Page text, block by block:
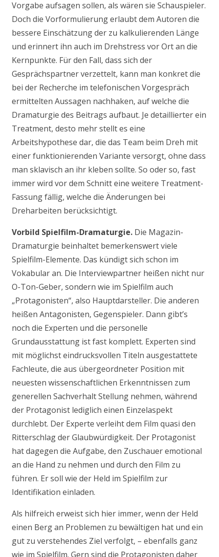
Vorgabe aufsagen sollen, als wären sie Schauspieler.
Doch die Vorformulierung erlaubt dem Autoren die
bessere Einschätzung der zu kalkulierenden Länge
und erinnert ihn auch im Drehstress vor Ort an die
Kernpunkte. Für den Fall, dass sich der
Gesprächspartner verzettelt, kann man konkret die
bei der Recherche im telefonischen Vorgespräch
ermittelten Aussagen nachhaken, auf welche die
Dramaturgie des Beitrags aufbaut. Je detaillierter ein
Treatment, desto mehr stellt es eine
Arbeitshypothese dar, die das Team beim Dreh mit
einer funktionierenden Variante versorgt, ohne dass
man sklavisch an ihr kleben sollte. So oder so, fast
immer wird vor dem Schnitt eine weitere Treatment-
Fassung fällig, welche die Änderungen bei
Dreharbeiten berücksichtigt.
Vorbild Spielfilm-Dramaturgie. Die Magazin-
Dramaturgie beinhaltet bemerkenswert viele
Spielfilm-Elemente. Das kündigt sich schon im
Vokabular an. Die Interviewpartner heißen nicht nur
O-Ton-Geber, sondern wie im Spielfilm auch
„Protagonisten“, also Hauptdarsteller. Die anderen
heißen Antagonisten, Gegenspieler. Dann gibt’s
noch die Experten und die personelle
Grundausstattung ist fast komplett. Experten sind
mit möglichst eindrucksvollen Titeln ausgestattete
Fachleute, die aus übergeordneter Position mit
neuesten wissenschaftlichen Erkenntnissen zum
generellen Sachverhalt Stellung nehmen, während
der Protagonist lediglich einen Einzelaspekt
durchlebt. Der Experte verleiht dem Film quasi den
Ritterschlag der Glaubwürdigkeit. Der Protagonist
hat dagegen die Aufgabe, den Zuschauer emotional
an die Hand zu nehmen und durch den Film zu
führen. Er soll wie der Held im Spielfilm zur
Identifikation einladen.
Als hilfreich erweist sich hier immer, wenn der Held
einen Berg an Problemen zu bewältigen hat und ein
gut zu verstehendes Ziel verfolgt, – ebenfalls ganz
wie im Spielfilm. Gern sind die Protagonisten daher